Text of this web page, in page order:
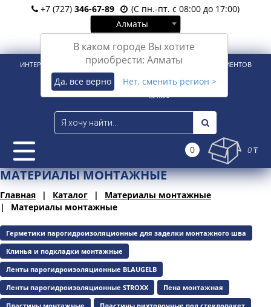
+7 (727) 346-67-89
(С пн.-пт. с 08:00 до 17:00)
Алматы
В каком городе Вы хотите
приобрести: Алматы
Да, все верно Нет, сменить регион >
Вход Регистрация
ИНТЕРНЕТ-МАГАЗИН ДЛЯ РОЗНИЧНЫХ И КОРПОРАТИВНЫХ КЛИЕНТОВ
0 0 ₸
МАТЕРИАЛЫ МОНТАЖНЫЕ
Главная Каталог
Материалы монтажные
Материалы монтажные
Герметики парогидроизоляционные для заделки монтажного шва
Клинья и подкладки монтажные
Ленты парогидроизоляционные BLAUGELB
Ленты парогидроизоляционные STROXX
Пена монтажная